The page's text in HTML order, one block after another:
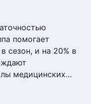
помогает
сезон, и на 20% в
медицинских…